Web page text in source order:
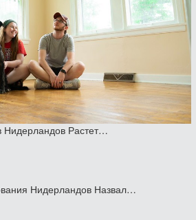
Нидерландов Растет…
Нидерландов Назвал…